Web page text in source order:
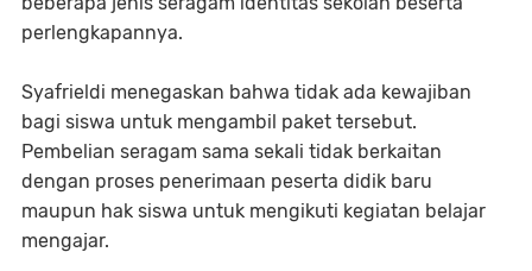
perlengkapannya.
Syafrieldi menegaskan bahwa tidak ada kewajiban
bagi siswa untuk mengambil paket tersebut.
Pembelian seragam sama sekali tidak berkaitan
dengan proses penerimaan peserta didik baru
maupun hak siswa untuk mengikuti kegiatan belajar
mengajar.